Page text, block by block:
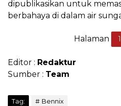
dipublikasikan untuk
berbahaya di dalam air
Halaman 1
Editor : Redaktur
Sumber : Team
Tag: Bennix